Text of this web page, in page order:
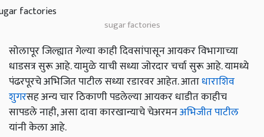
sugar factories
सोलापूर जिल्ह्यात गेल्या काही दिवसांपासून आयकर विभागाच्या
धाडसत्र सुरू आहे. यामुळे याची सध्या जोरदार चर्चा सुरू आहे. यामध्ये
पंढरपूरचे अभिजित पाटील सध्या रडारवर आहेत. आताधाराशिव
शुगरसह अन्य चार ठिकाणी पडलेल्या आयकर धाडीत काहीच
सापडले नाही, असा दावा कारखान्याचे चेअरमनअभिजीत पाटील
यांनी केला आहे.